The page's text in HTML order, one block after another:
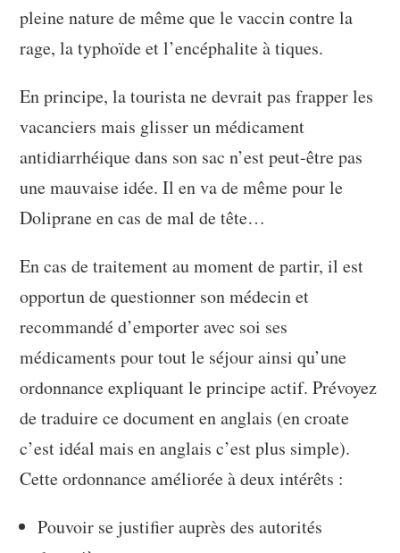
pleine nature de même que le vaccin contre la
rage, la typhoïde et l’encéphalite à tiques.
En principe, la tourista ne devrait pas frapper les
vacanciers mais glisser un médicament
antidiarrhéique dans son sac n’est peut-être pas
une mauvaise idée. Il en va de même pour le
Doliprane en cas de mal de tête…
En cas de traitement au moment de partir, il est
opportun de questionner son médecin et
recommandé d’emporter avec soi ses
médicaments pour tout le séjour ainsi qu’une
ordonnance expliquant le principe actif. Prévoyez
de traduire ce document en anglais (en croate
c’est idéal mais en anglais c’est plus simple).
Cette ordonnance améliorée à deux intérêts :
Pouvoir se justifier auprès des autorités